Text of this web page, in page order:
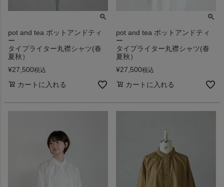
pot and tea ポットアンドティ
ー
タイプライター丸襟シャツ(春
夏秋）
¥27,500税込
カートに入れる
pot and tea ポットアンドティ
ー
タイプライター丸襟シャツ(春
夏秋）
¥27,500税込
カートに入れる